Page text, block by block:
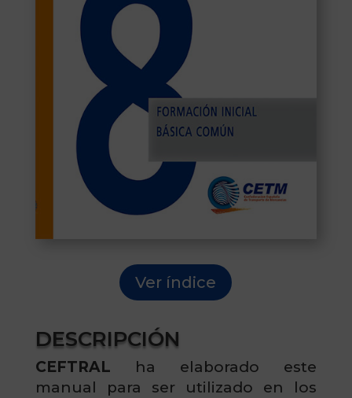
Ver índice
DESCRIPCIÓN
CEFTRAL ha elaborado este
manual para ser utilizado en los